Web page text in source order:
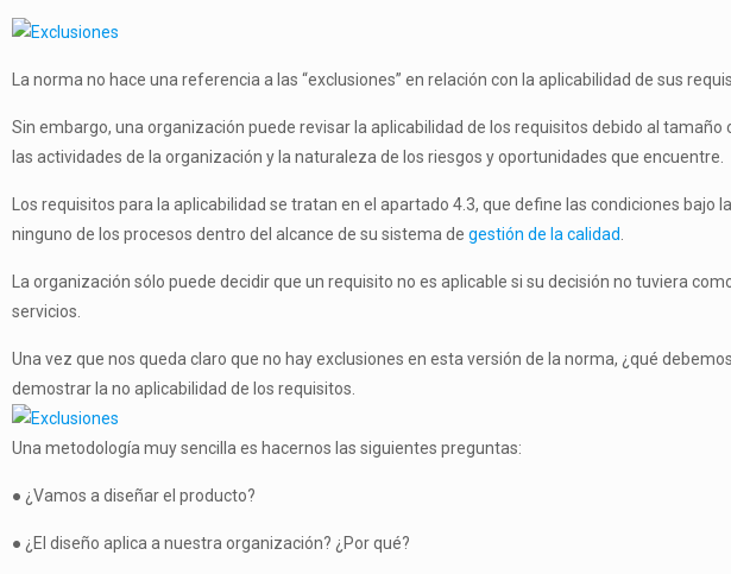
La norma no hace una referencia a las “exclusiones” en relación con la aplicabilidad de sus
Sin embargo, una organización puede revisar la aplicabilidad de los requisitos debido al
las actividades de la organización y la naturaleza de los riesgos y oportunidades que encuentre.
Los requisitos para la aplicabilidad se tratan en el apartado 4.3, que define las condiciones
ninguno de los procesos dentro del alcance de su sistema de gestión de la calidad
La organización sólo puede decidir que un requisito no es aplicable si su decisión no tuviera
servicios.
Una vez que nos queda claro que no hay exclusiones en esta versión de la norma, ¿qué
demostrar la no aplicabilidad de los requisitos.
Una metodología muy sencilla es hacernos las siguientes preguntas:
● ¿Vamos a diseñar el producto?
● ¿El diseño aplica a nuestra organización? ¿Por qué?